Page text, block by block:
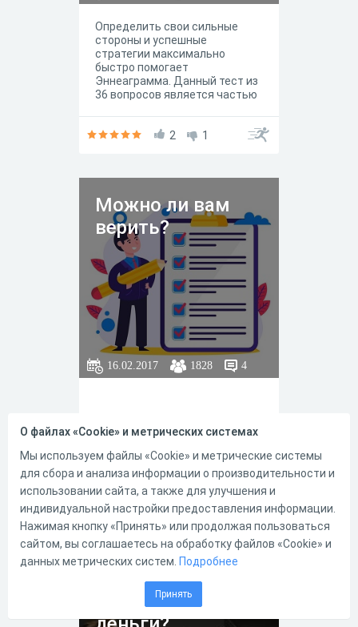
Определить свои сильные
стороны и успешные
стратегии максимально
быстро помогает
Эннеаграмма. Данный тест из
36 вопросов является частью
типа личности по
пройти любой. Он надежен,
специальной подготовки от
тестируемого!
2 1
Можно ли вам
верить?
16.02.2017 1828 4
4 8
Сможете ли вы
заработать
О файлах «Cookie» и метрических системах
Мы используем файлы «Cookie» и метрические системы
для сбора и анализа информации о производительности и
использовании сайта, а также для улучшения и
индивидуальной настройки предоставления информации.
Нажимая кнопку «Принять» или продолжая пользоваться
сайтом, вы соглашаетесь на обработку файлов «Cookie» и
данных метрических систем. Подробнее
Принять